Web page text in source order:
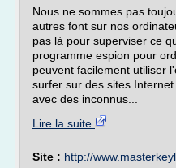
Nous ne sommes pas
autres font sur nos
pas là pour superviser ce
programme espion pour
peuvent facilement utiliser
surfer sur des sites
avec des inconnus...
Lire la suite
Site : http://